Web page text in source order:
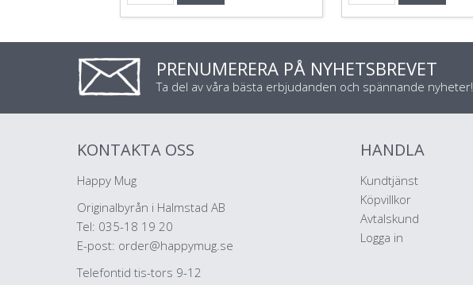
PRENUMERERA PÅ NYHETSBREVET
Ta del av våra bästa erbjudanden och spännande nyheter!
KONTAKTA OSS
Happy Mug
Originalbyrån i Halmstad AB
Tel: 035-18 19 20
E-post: order@happymug.se
Telefontid tis-tors 9-12
HANDLA
Kundtjänst
Köpvillkor
Avtalskund
Logga in